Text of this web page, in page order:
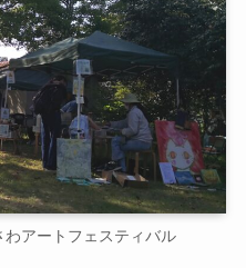
アートフェスティバル